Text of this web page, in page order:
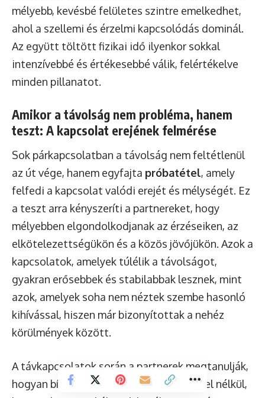
mélyebb, kevésbé felületes szintre emelkedhet,
ahol a szellemi és érzelmi kapcsolódás dominál.
Az együtt töltött fizikai idő ilyenkor sokkal
intenzívebbé és értékesebbé válik, felértékelve
minden pillanatot.
Amikor a távolság nem probléma, hanem
teszt: A kapcsolat erejének felmérése
Sok párkapcsolatban a távolság nem feltétlenül
az út vége, hanem egyfajta próbatétel, amely
felfedi a kapcsolat valódi erejét és mélységét. Ez
a teszt arra kényszeríti a partnereket, hogy
mélyebben elgondolkodjanak az érzéseiken, az
elkötelezettségükön és a közös jövőjükön. Azok a
kapcsolatok, amelyek túlélik a távolságot,
gyakran erősebbek és stabilabbak lesznek, mint
azok, amelyek soha nem néztek szembe hasonló
kihívással, hiszen már bizonyítottak a nehéz
körülmények között.
A távkapcsolatok során a partnerek megtanulják,
hogyan bízzanak meg egymásban feltétel nélkül,